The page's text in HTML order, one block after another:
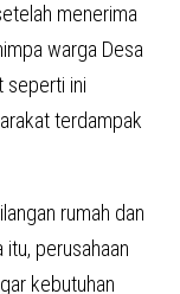
menerima
warga Desa
seperti ini
terdampak
rumah dan
perusahaan
kebutuhan